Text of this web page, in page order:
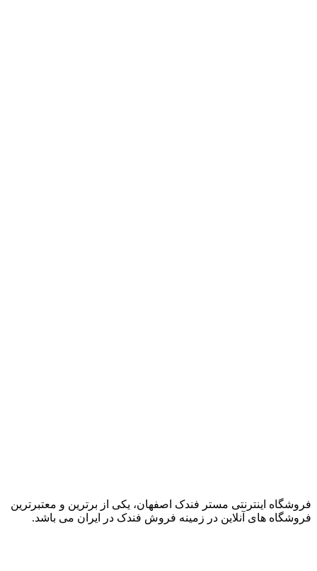
فروشگاه اینترنتی مستر فندک اصفهان، یکی از برترین و معتبرترین
فروشگاه های آنلاین در زمینه فروش فندک در ایران می باشد.